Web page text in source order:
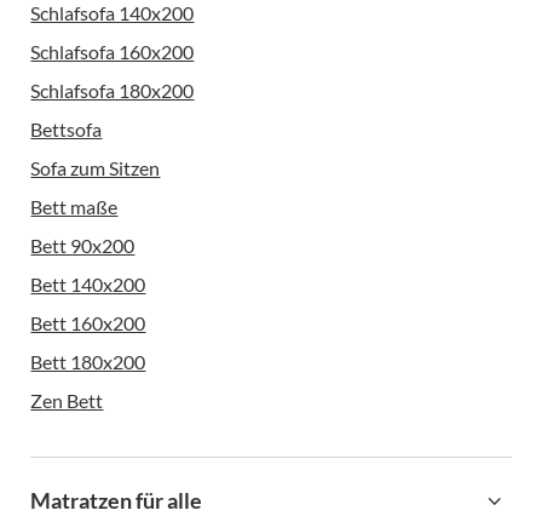
Schlafsofa 140x200
Schlafsofa 160x200
Schlafsofa 180x200
Bettsofa
Sofa zum Sitzen
Bett maße
Bett 90x200
Bett 140x200
Bett 160x200
Bett 180x200
Zen Bett
Matratzen für alle